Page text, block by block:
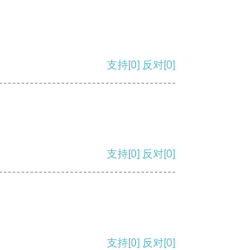
支持[0] 反对[0]
支持[0] 反对[0]
支持[0] 反对[0]